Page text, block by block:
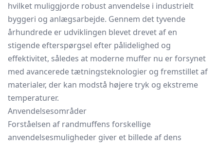
hvilket muliggjorde robust anvendelse i industrielt
byggeri og anlægsarbejde. Gennem det tyvende
århundrede er udviklingen blevet drevet af en
stigende efterspørgsel efter pålidelighed og
effektivitet, således at moderne muffer nu er forsynet
med avancerede tætningsteknologier og fremstillet af
materialer, der kan modstå højere tryk og ekstreme
temperaturer.
Anvendelsesområder
Forståelsen af randmuffens forskellige
anvendelsesmuligheder giver et billede af dens